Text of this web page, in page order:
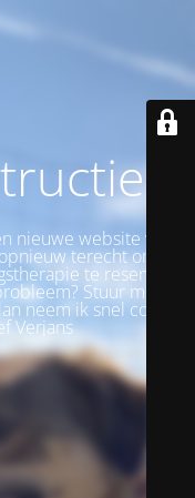
nieuwe website voor
terecht om je
te reserveren.
Stuur me dan
neem ik snel contact
Verjans